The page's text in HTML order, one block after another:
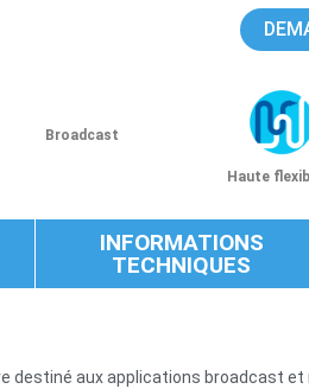
Broadcast
Haute
INFORMATIONS
TECHNIQUES
destiné aux applications broadcast et